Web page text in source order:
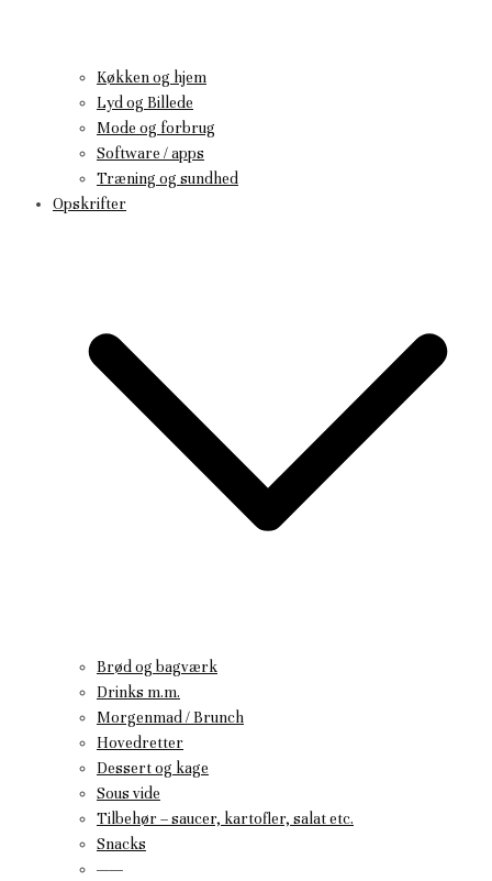
Køkken og hjem
Lyd og Billede
Mode og forbrug
Software / apps
Træning og sundhed
Opskrifter
Brød og bagværk
Drinks m.m.
Morgenmad / Brunch
Hovedretter
Dessert og kage
Sous vide
Tilbehør – saucer, kartofler, salat etc.
Snacks
——